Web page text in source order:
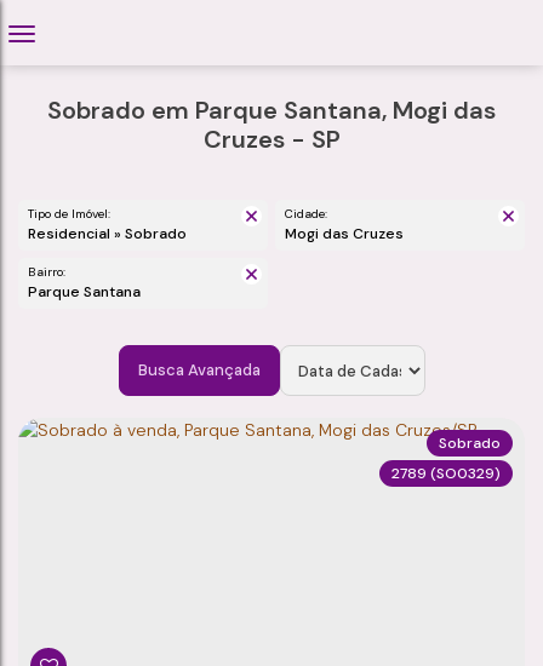
Sobrado em Parque Santana, Mogi das
Cruzes - SP
Tipo de Imóvel:
Residencial » Sobrado
Cidade:
Mogi das Cruzes
Bairro:
Parque Santana
Busca Avançada
2789 (SO0329)
Sobrado